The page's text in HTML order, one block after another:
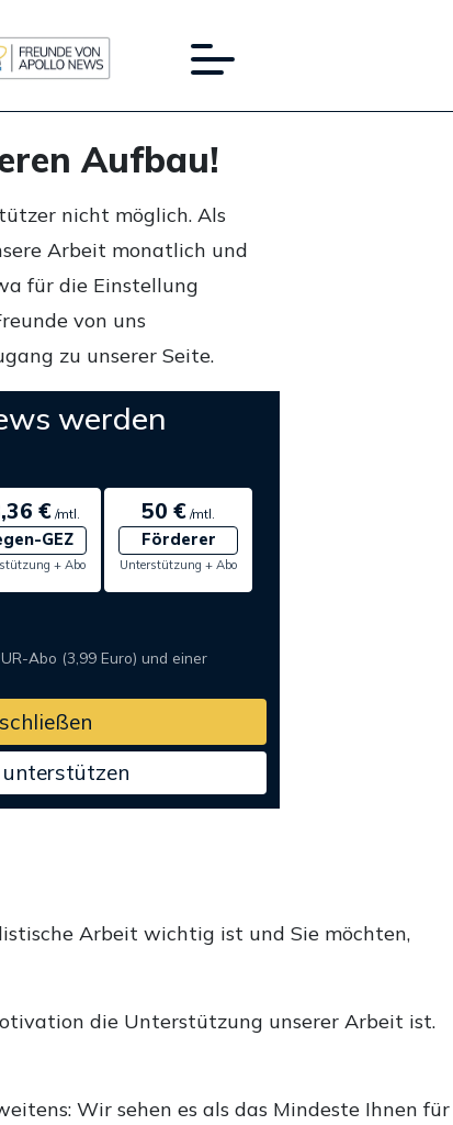
Aufbau!
nicht möglich. Als
Arbeit monatlich und
für die Einstellung
von uns
zu unserer Seite.
werden
€/mtl.
GEZ
+ Abo
50 € /mtl.
Förderer
Unterstützung + Abo
Abo (3,99 Euro) und einer
Arbeit wichtig ist und Sie möchten,
die Unterstützung unserer Arbeit ist.
Wir sehen es als das Mindeste Ihnen für